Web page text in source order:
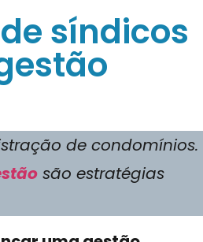
síndicos
de condomínios.
são estratégias